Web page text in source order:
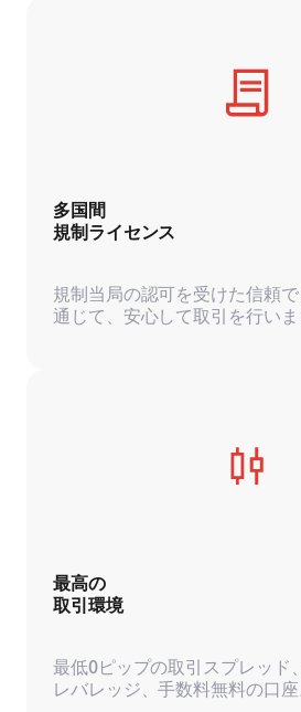
多国間
規制ライセンス
規制当局の認可を受けた信頼
通じて、安心して取引を行いま
最高の
取引環境
最低0ピップの取引スプレッド
レバレッジ、手数料無料の口座